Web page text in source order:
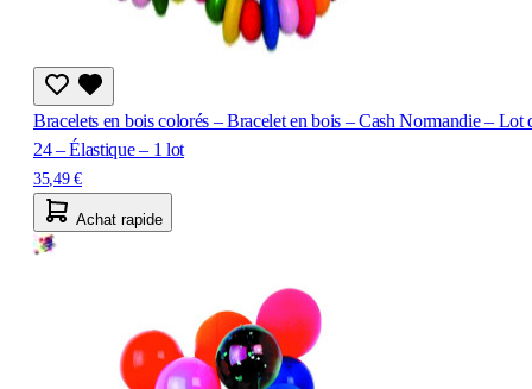
Bracelets en bois colorés – Bracelet en bois – Cash Normandie – Lot
24 – Élastique – 1 lot
35,49 €
Achat rapide